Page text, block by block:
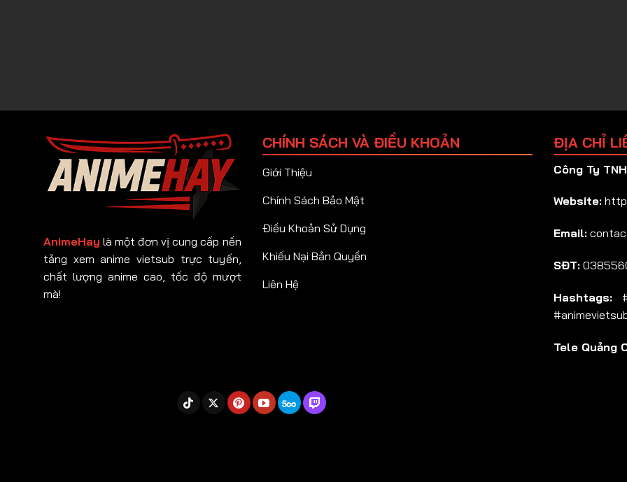
Tập 36
Tập 37
Tập 39
Tập 40
Tập 41
AnimeHay là một đơn vị cung cấp nền
tảng xem anime vietsub trực tuyến,
chất lượng anime cao, tốc độ mượt
mà!
CHÍNH SÁCH VÀ ĐIỀU KHOẢN
Giới Thiệu
Chính Sách Bảo Mật
Điều Khoản Sử Dụng
Khiếu Nại Bản Quyền
Liên Hệ
ĐỊA CHỈ
Công Ty
Website:
Email:
SĐT:
Hashtags:
Tele Quảng